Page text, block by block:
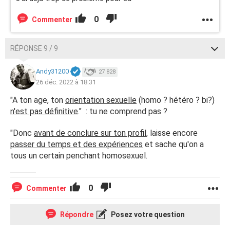
Commenter 0
RÉPONSE 9 / 9
Andy31200 27 828
26 déc. 2022 à 18:31
"A ton age, ton orientation sexuelle (homo ? hétéro ? bi?)
n'est pas définitive." : tu ne comprend pas ?
"Donc avant de conclure sur ton profil, laisse encore
passer du temps et des expériences et sache qu'on a
tous un certain penchant homosexuel.
Commenter 0
Répondre Posez votre question